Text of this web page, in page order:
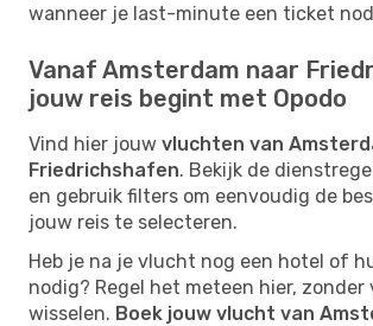
wanneer je last-minute een ticket
Vanaf Amsterdam naar
jouw reis begint met Opodo
Vind hier jouw vluchten van
Friedrichshafen. Bekijk de
en gebruik filters om eenvoudig de
jouw reis te selecteren.
Heb je na je vlucht nog een hotel of
nodig? Regel het meteen hier,
wisselen. Boek jouw vlucht van